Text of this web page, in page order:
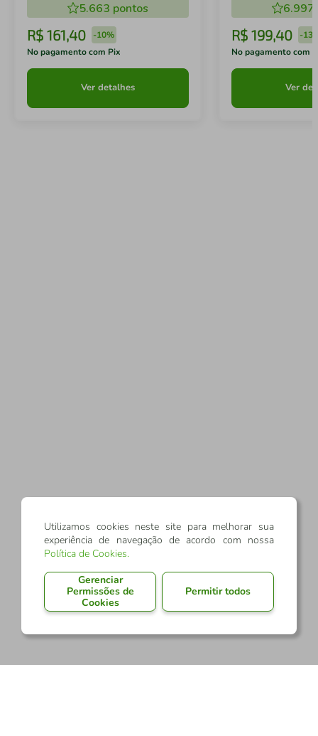
5.663 pontos
R$ 161,40 -10%
No pagamento com Pix
Ver detalhes
6.997
R$ 199,40 -
No pagamento com
Ver
Utilizamos cookies neste site para melhorar sua
experiência de navegação de acordo com nossa
Política de Cookies.
Gerenciar
Permissões de
Cookies
Permitir todos